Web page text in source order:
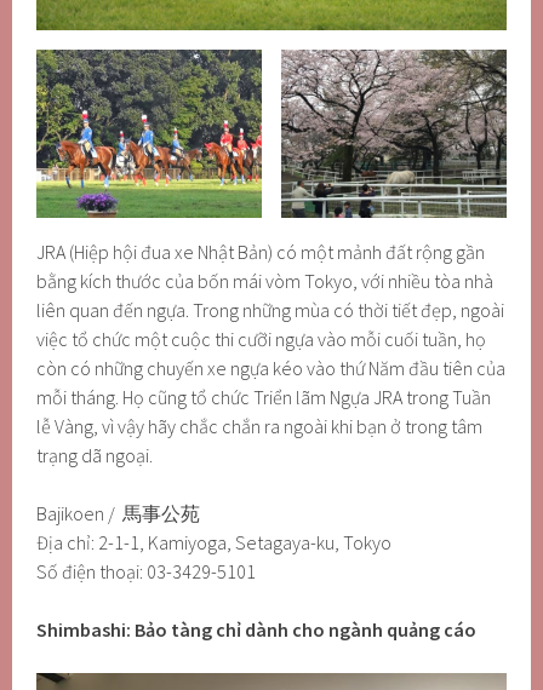
JRA (Hiệp hội đua xe Nhật Bản) có một mảnh đất rộng gần
bằng kích thước của bốn mái vòm Tokyo, với nhiều tòa nhà
liên quan đến ngựa. Trong những mùa có thời tiết đẹp, ngoài
việc tổ chức một cuộc thi cưỡi ngựa vào mỗi cuối tuần, họ
còn có những chuyến xe ngựa kéo vào thứ Năm đầu tiên của
mỗi tháng. Họ cũng tổ chức Triển lãm Ngựa JRA trong Tuần
lễ Vàng, vì vậy hãy chắc chắn ra ngoài khi bạn ở trong tâm
trạng dã ngoại.
Bajikoen / 馬事公苑
Địa chỉ: 2-1-1, Kamiyoga, Setagaya-ku, Tokyo
Số điện thoại: 03-3429-5101
Shimbashi: Bảo tàng chỉ dành cho ngành quảng cáo